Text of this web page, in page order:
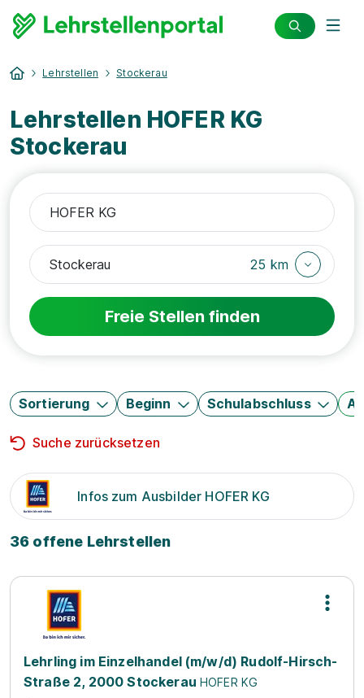
Lehrstellen Stockerau
Lehrstellen HOFER KG
Stockerau
25 km
Freie Stellen finden
Sortierung Beginn Schulabschluss
Suche zurücksetzen
Infos zum Ausbilder HOFER KG
36 offene Lehrstellen
Lehrling im Einzelhandel (m/w/d) Rudolf-Hirsch-
Straße 2, 2000 Stockerau HOFER KG